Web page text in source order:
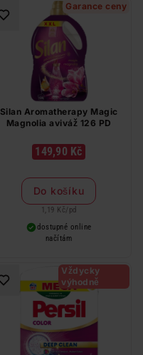
Garance ceny
Silan Aromatherapy Magic
Magnolia aviváž 126 PD
149,90 Kč
Do košíku
1,19 Kč/ pd
dostupné online
načítám
Vždycky
výhodně